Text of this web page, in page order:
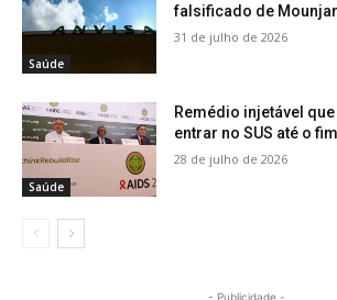
Saúde
falsificado de
31 de julho de 2026
Saúde
Remédio injetável
entrar no SUS até o
28 de julho de 2026
- Publicidade -